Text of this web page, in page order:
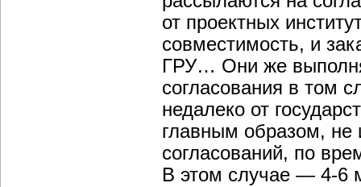
от проектных
совместимость, и
ГРУ… Они же
согласования в том
недалеко от
главным образом, не
согласований, по
В этом случае — 4-6